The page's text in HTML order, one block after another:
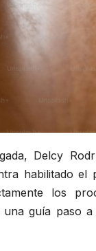
Delcy
habilitado el
los
guía paso a